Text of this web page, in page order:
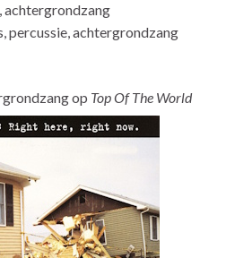
achtergrondzang
percussie, achtergrondzang
op Top Of The World